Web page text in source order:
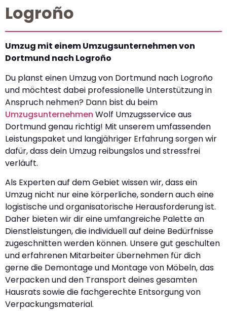
Logroño
Umzug mit einem Umzugsunternehmen von
Dortmund nach Logroño
Du planst einen Umzug von Dortmund nach Logroño
und möchtest dabei professionelle Unterstützung in
Anspruch nehmen? Dann bist du beim
Umzugsunternehmen Wolf Umzugsservice aus
Dortmund genau richtig! Mit unserem umfassenden
Leistungspaket und langjähriger Erfahrung sorgen wir
dafür, dass dein Umzug reibungslos und stressfrei
verläuft.
Als Experten auf dem Gebiet wissen wir, dass ein
Umzug nicht nur eine körperliche, sondern auch eine
logistische und organisatorische Herausforderung ist.
Daher bieten wir dir eine umfangreiche Palette an
Dienstleistungen, die individuell auf deine Bedürfnisse
zugeschnitten werden können. Unsere gut geschulten
und erfahrenen Mitarbeiter übernehmen für dich
gerne die Demontage und Montage von Möbeln, das
Verpacken und den Transport deines gesamten
Hausrats sowie die fachgerechte Entsorgung von
Verpackungsmaterial.